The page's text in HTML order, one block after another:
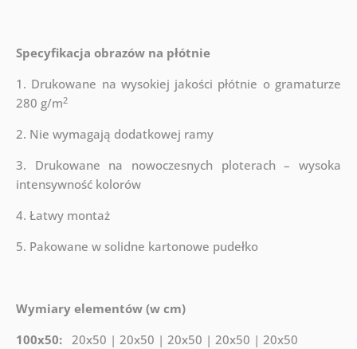
Specyfikacja obrazów na płótnie
1. Drukowane na wysokiej jakości płótnie o gramaturze
280 g/m2
2. Nie wymagają dodatkowej ramy
3. Drukowane na nowoczesnych ploterach – wysoka
intensywność kolorów
4. Łatwy montaż
5. Pakowane w solidne kartonowe pudełko
Wymiary elementów (w cm)
100x50: 20x50 | 20x50 | 20x50 | 20x50 | 20x50